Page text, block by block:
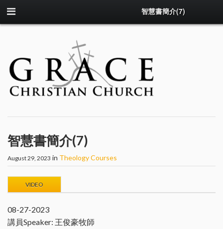
智慧書簡介(7)
智慧書簡介(7)
August 29, 2023 in Theology Courses
VIDEO
08-27-2023
講員Speaker: 王俊豪牧師